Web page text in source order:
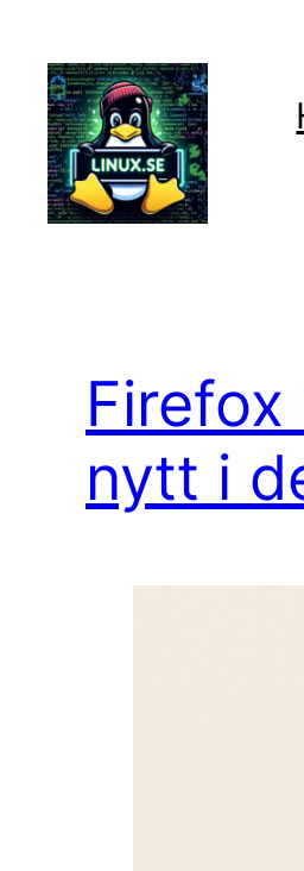
innehåll
Firefox
nytt i